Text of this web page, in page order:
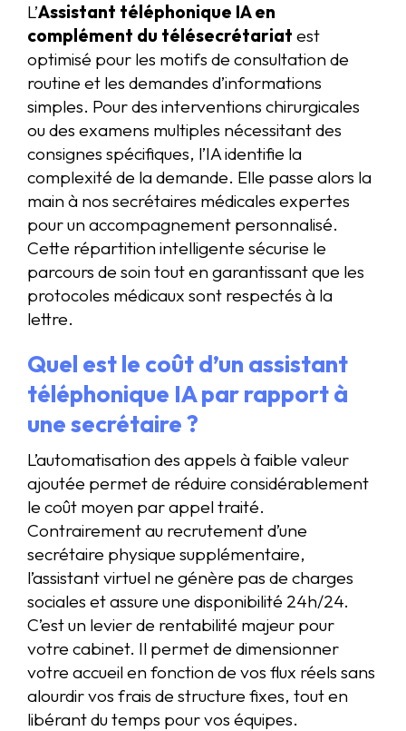
L’Assistant téléphonique IA en
complément du télésecrétariat est
optimisé pour les motifs de consultation de
routine et les demandes d’informations
simples. Pour des interventions chirurgicales
ou des examens multiples nécessitant des
consignes spécifiques, l’IA identifie la
complexité de la demande. Elle passe alors la
main à nos secrétaires médicales expertes
pour un accompagnement personnalisé.
Cette répartition intelligente sécurise le
parcours de soin tout en garantissant que les
protocoles médicaux sont respectés à la
lettre.
Quel est le coût d’un assistant
téléphonique IA par rapport à
une secrétaire ?
L’automatisation des appels à faible valeur
ajoutée permet de réduire considérablement
le coût moyen par appel traité.
Contrairement au recrutement d’une
secrétaire physique supplémentaire,
l’assistant virtuel ne génère pas de charges
sociales et assure une disponibilité 24h/24.
C’est un levier de rentabilité majeur pour
votre cabinet. Il permet de dimensionner
votre accueil en fonction de vos flux réels sans
alourdir vos frais de structure fixes, tout en
libérant du temps pour vos équipes.